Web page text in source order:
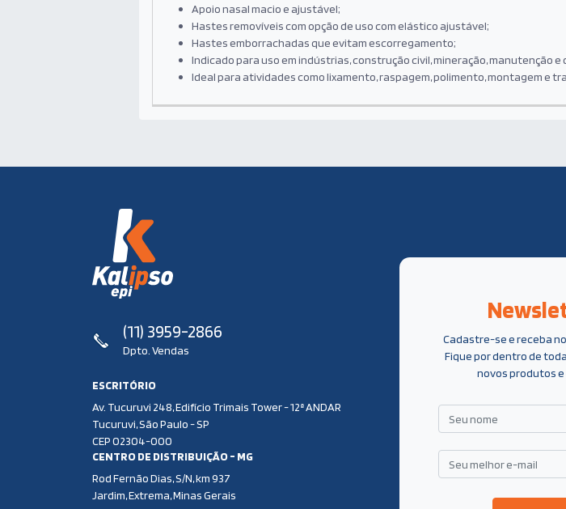
Apoio nasal macio e ajustável;
Hastes removíveis com opção de uso com elástico ajustável;
Hastes emborrachadas que evitam escorregamento;
Indicado para uso em indústrias, construção civil, mineração, manutenção
Ideal para atividades como lixamento, raspagem, polimento, montagem e
(11) 3959-2866
Dpto. Vendas
ESCRITÓRIO
Av. Tucuruvi 248, Edifício Trimais Tower - 12ª ANDAR
Tucuruvi, São Paulo - SP
CEP 02304-000
CENTRO DE DISTRIBUIÇÃO - MG
Rod Fernão Dias, S/N, km 937
Jardim, Extrema, Minas Gerais
Cadastre-se e receba
Fique por dentro de
novos produtos e